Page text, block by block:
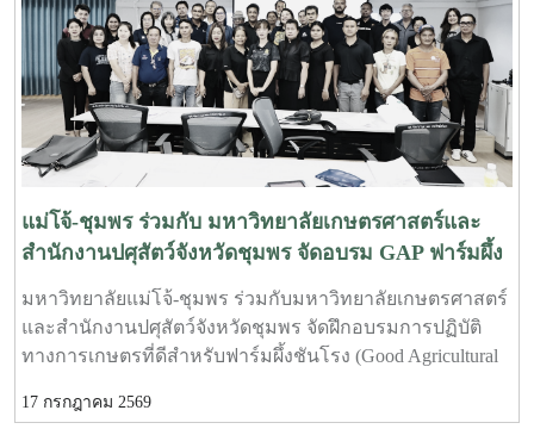
ชุมชน ภาคีเครือข่าย และหน่วยงานที่เกี่ยวข้อง เพื่อแลก
เปลี่ยนองค์ความรู้และร่วมกันพัฒนาแนวทางการอนุรักษ์
ทรัพยากรทางทะเล อันเป็นการสร้างประสบการณ์การเรียนรู้
จากสถานการณ์จริง พร้อมปลูกฝังความรับผิดชอบต่อสังคม
และสิ่งแวดล้อม
แม่โจ้-ชุมพร ร่วมกับ มหาวิทยาลัยเกษตรศาสตร์และ
สำนักงานปศุสัตว์จังหวัดชุมพร จัดอบรม GAP ฟาร์มผึ้ง
ชันโรง ยกระดับมาตรฐานการเลี้ยงสู่การพัฒนา
เศรษฐกิจชุมชนอย่างยั่งยืน
มหาวิทยาลัยแม่โจ้-ชุมพร ร่วมกับมหาวิทยาลัยเกษตรศาสตร์
และสำนักงานปศุสัตว์จังหวัดชุมพร จัดฝึกอบรมการปฏิบัติ
ทางการเกษตรที่ดีสำหรับฟาร์มผึ้งชันโรง (Good Agricultural
พ.ศ. 2569 ณ ห้องประชุมชั้นดาดฟ้า อาคารบุญรอดศุภอุดม
17 กรกฎาคม 2569